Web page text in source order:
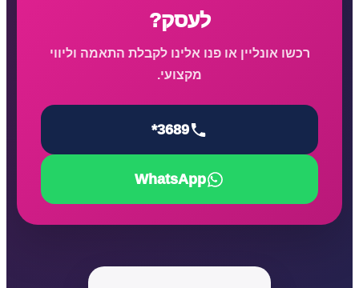
לעסק?
רכשו אונליין או פנו אלינו לקבלת התאמה וליווי
מקצועי.
*3689
WhatsApp